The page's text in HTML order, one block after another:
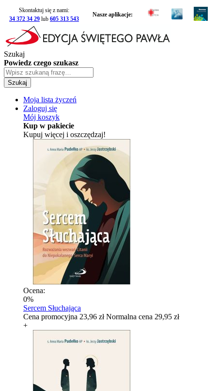
Skontaktuj się z nami:
34 372 34 29 lub 605 313 543
Nasze aplikacje:
Szukaj
Powiedz czego szukasz
Szukaj
Moja lista życzeń
Zaloguj się
Mój koszyk
Kup w pakiecie
Kupuj więcej i oszczędzaj!
Ocena:
0%
Sercem Słuchająca
Cena promocyjna 23,96 zł Normalna cena 29,95 zł
+